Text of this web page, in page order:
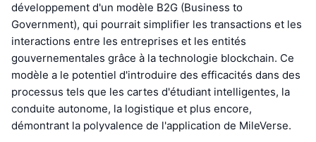
développement d'un modèle B2G (Business to
Government), qui pourrait simplifier les transactions et les
interactions entre les entreprises et les entités
gouvernementales grâce à la technologie blockchain. Ce
modèle a le potentiel d'introduire des efficacités dans des
processus tels que les cartes d'étudiant intelligentes, la
conduite autonome, la logistique et plus encore,
démontrant la polyvalence de l'application de MileVerse.